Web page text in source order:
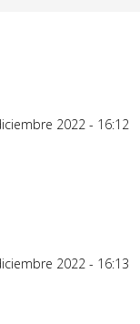
2022 - 16:12
2022 - 16:13